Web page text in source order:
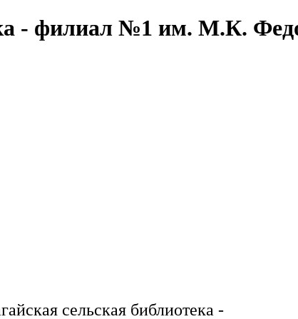
- филиал №1 им. М.К.
сельская библиотека -